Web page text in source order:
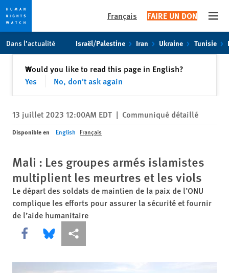
toto
content
Français FAIRE UN DON
Dans l’actualité Israël/Palestine Iran Ukraine Tunisie
Would you like to read this page in English?
Yes
No, don't ask again
✕Fermer
13 juillet 2023 12:00AM EDT | Communiqué détaillé
Disponible en English Français
Mali : Les groupes armés islamistes
multiplient les meurtres et les viols
Le départ des soldats de maintien de la paix de l’ONU
complique les efforts pour assurer la sécurité et fournir
de l’aide humanitaire
Share this via Facebook
Share this via Bluesky
Share this via Partagez